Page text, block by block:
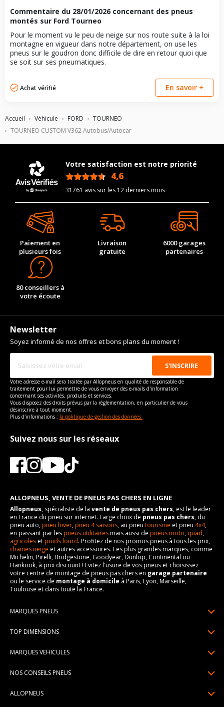
Accueil Véhicule FORD
TOURNEO
TOURNEO CUSTOM V362 Autobus/Autocar
Commentaire du 28/01/2026 concernant des pneus
montés sur Ford Tourneo
Pour le moment vu le peu de neige sur nos route suite à la loi
montagne en vigueur dans notre département, on use les
pneus sur le goudron donc difficile de dire en retour quoi que
se soit sur ses pneumatiques.
Achat vérifié En savoir +
Votre satisfaction est notre priorité
4,6
31761 avis sur les 12 derniers mois
Paiement en
plusieurs fois
Livraison
gratuite
6000 garages
partenaires
80 conseillers à
votre écoute
Newsletter
Soyez informé de nos offres et bons plans du moment !
Votre adresse e-mail sera traitée par Allopneus en qualité de responsable de
traitement pour lui permettre de vous envoyer des e-mails d'information
concernant ses activités, produits et services.
Vous disposez des droits prévus par la règlementation, en particulier de vous
désinscrire à tout moment.
Plus d'informations : la politique de gestion des données.
Suivez nous sur les réseaux
ALLOPNEUS, VENTE DE PNEUS PAS CHERS EN LIGNE
Allopneus, spécialiste de la vente de pneus pas chers, est le leader
en France du pneu sur internet. Large choix de pneus pas chers, du
pneu auto,pneu hiver,pneu 4 saisons, au pneu tourisme et pneu 4x4,
en passant par lespneus utilitairesmais aussi de pneus moto, quad,
agricoles etpoids lourd. Profitez de nos promos pneus à tous les prix,
chaines neige et autres accessoires. Les plus grandes marques, comme
Michelin, Pirelli, Bridgestone, Goodyear, Dunlop, Continental ou
Hankook, à prix discount ! Evitez l'usure de vos pneus et choisissez
votre centre de montage de pneus pas chers en garage partenaire
ou le service de montage à domicile à Paris, Lyon, Marseille,
Toulouse et dans toute la France.
MARQUES PNEUS
Pneus Continental
Pneus Hankook
TOP DIMENSIONS
195/65R15
MARQUES VEHICULES
Peugeot
NOS CONSEILS PNEUS
ALLOPNEUS